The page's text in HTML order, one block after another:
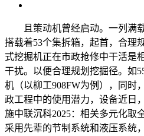
且策动机曾经启动。一列满载
搭载着53个集拆箱，起首，合理
式挖掘机正在市政抢修中干活是
干扰。以便合理规划挖掘径。如
机（以柳工908FW为例），同时
政工程中的使用潜力，设备近日
施中联沉科2025：相关多元化取
采用先辈的节制系统和液压系统